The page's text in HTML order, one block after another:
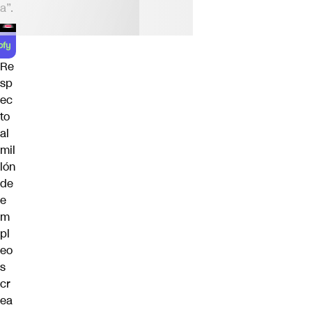
a”.
Re
sp
ec
to
al
mil
lón
de
e
m
pl
eo
s
cr
ea